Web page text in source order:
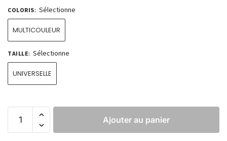
COLORIS: Sélectionne
MULTICOULEUR
TAILLE: Sélectionne
UNIVERSELLE
Ajouter au panier